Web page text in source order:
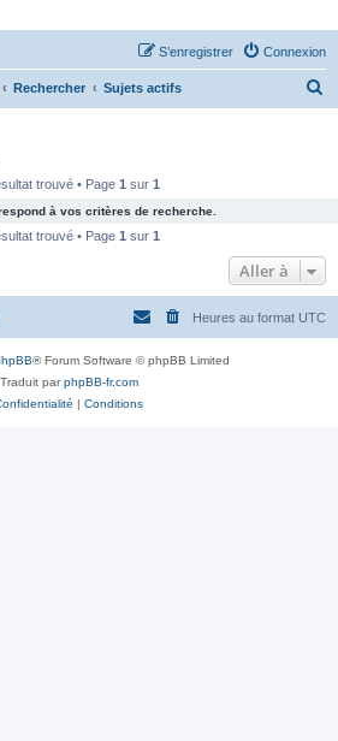
-
Connexion
S’enregistrer
Rechercher Sujets actifs
c
e
trouvé • Page 1 sur 1
à vos critères de recherche.
trouvé • Page 1 sur 1
Aller à
Heures au format UTC
® Forum Software © phpBB Limited
Traduit parphpBB-fr.com
| Conditions